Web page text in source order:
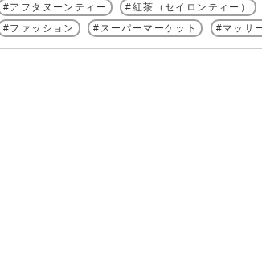
アフタヌーンティー
紅茶（セイロンティー）
ファッション
スーパーマーケット マッサ